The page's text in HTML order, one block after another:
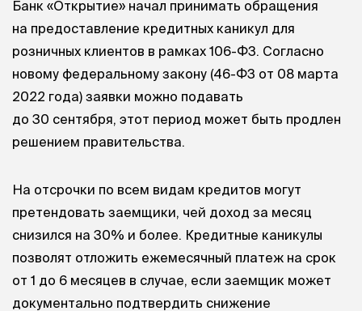
Банк «Открытие» начал принимать обращения
на предоставление кредитных каникул для
розничных клиентов в рамках 106-ФЗ. Согласно
новому федеральному закону (46-ФЗ от 08 марта
2022 года) заявки можно подавать
до 30 сентября, этот период может быть продлен
решением правительства.
На отсрочки по всем видам кредитов могут
претендовать заемщики, чей доход за месяц
снизился на 30% и более. Кредитные каникулы
позволят отложить ежемесячный платеж на срок
от 1 до 6 месяцев в случае, если заемщик может
документально подтвердить снижение